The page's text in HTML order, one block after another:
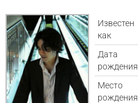
Известен
как
Дата
рождения
Место
рождения